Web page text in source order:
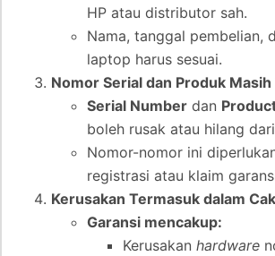
HP atau distributor sah.
Nama, tanggal pembelian,
laptop harus sesuai.
Nomor Serial dan Produk
Serial Number dan
boleh rusak atau hilang
Nomor-nomor ini
registrasi atau klaim
Kerusakan Termasuk dalam
Garansi mencakup:
Kerusakan hardware